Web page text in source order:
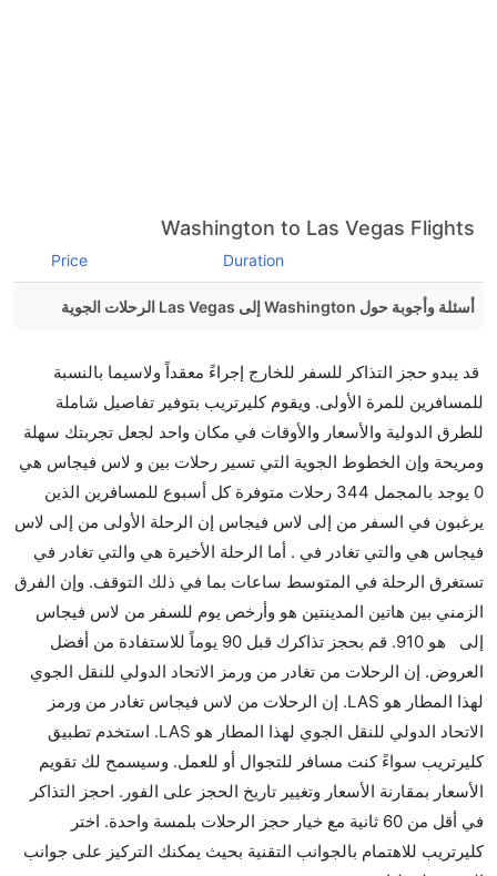
Washington to Las Vegas Flights
Duration
Price
أسئلة وأجوبة حول Washington إلى Las Vegas الرحلات الجوية
إلىلاس فيجاس مما تستغرقه الخطوط الجوية الأخرى؟
نعم. توفر كل من أسرع رحلات الطيران على هذا الطريق،
هل توفر شركات الطيران مساحة إضافية للنوم؟
كثير من خطوط طيران درجة رجال الأعمال توفر مساحة
إضافية للنوم.
هل يمكنني حمل طعامي الخاص؟
نعم، يمكنك حمل طعامك الخاص، و لكن يجب أن يكون معبئا
بشكل جيد.
هل سيقدم لي الكحول على متن رحلة من إلى لاس
فيجاس؟
لا تقدم شركة الطيران الكحول على متن رحلة داخلية. يتم
تقديم الكحول على متن الرحلات الدولية فقط.
ما متوسط أسعار رحلة الدرجة الاقتصادية من إلى لاس
فيجاس؟
تتراوح أسعار رحلة الدرجة الاقتصادية من AED 910 إلى
قد يبدو حجز التذاكر للسفر للخارج إجراءً معقداً ولاسيما بالنسبة
للمسافرين للمرة الأولى. ويقوم كليرتريب بتوفير تفاصيل شاملة
للطرق الدولية والأسعار والأوقات في مكان واحد لجعل تجربتك سهلة
ومريحة وإن الخطوط الجوية التي تسير رحلات بين و لاس فيجاس هي
0 يوجد بالمجمل 344 رحلات متوفرة كل أسبوع للمسافرين الذين
يرغبون في السفر من إلى لاس فيجاس إن الرحلة الأولى من إلى لاس
فيجاس هي والتي تغادر في . أما الرحلة الأخيرة هي والتي تغادر في
تستغرق الرحلة في المتوسط ساعات بما في ذلك التوقف. وإن الفرق
الزمني بين هاتين المدينتين هو وأرخص يوم للسفر من لاس فيجاس
إلى هو 910. قم بحجز تذاكرك قبل 90 يوماً للاستفادة من أفضل
العروض. إن الرحلات من تغادر من ورمز الاتحاد الدولي للنقل الجوي
لهذا المطار هو LAS. إن الرحلات من لاس فيجاس تغادر من ورمز
الاتحاد الدولي للنقل الجوي لهذا المطار هو LAS. استخدم تطبيق
كليرتريب سواءً كنت مسافر للتجوال أو للعمل. وسيسمح لك تقويم
الأسعار بمقارنة الأسعار وتغيير تاريخ الحجز على الفور. احجز التذاكر
في أقل من 60 ثانية مع خيار حجز الرحلات بلمسة واحدة. اختر
كليرتريب للاهتمام بالجوانب التقنية بحيث يمكنك التركيز على جوانب